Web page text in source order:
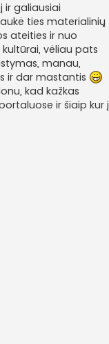
ir galiausiai
ties materialinių
ateities ir nuo
vėliau pats
manau,
ir dar mastantis
kad kažkas
ir šiaip kur į